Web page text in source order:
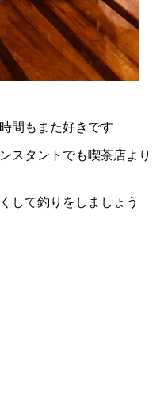
間もまた好きです
スタントでも喫茶店より
して釣りをしましょう